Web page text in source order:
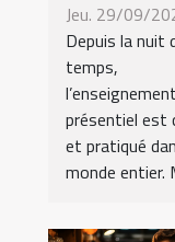
Jeu. 29/09/
Depuis la nuit
temps,
l’enseignement
présentiel est
et pratiqué
monde entier.